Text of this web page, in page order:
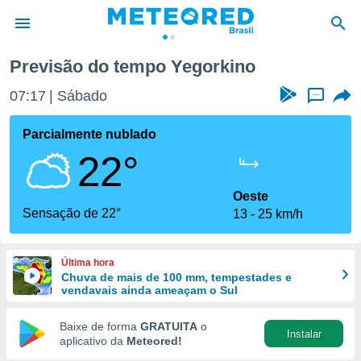
da
fornecidas
a este
das
e
forma
digital
Previsão do tempo Yegorkino
07:17 Sábado ...
Parcialmente nublado
22°
Sensação de 22°
Oeste
13
25 km/h
Última hora
Chuva de mais de 100 mm, tempestades e
vendavais ainda ameaçam o Sul
Baixe de forma GRATUITA o
aplicativo da Meteored!
Instalar